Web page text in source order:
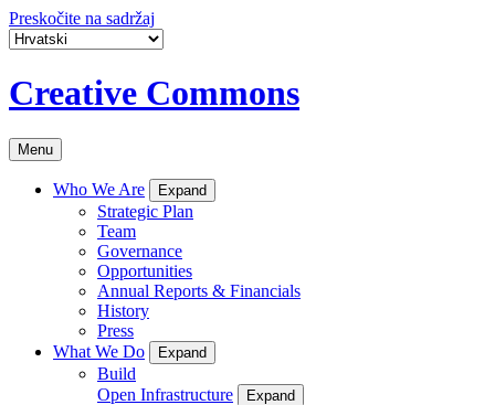
Preskočite na sadržaj
Creative Commons
Menu
Who We Are Expand
Strategic Plan
Team
Governance
Opportunities
Annual Reports & Financials
History
Press
What We Do
Expand
Build
Open Infrastructure
Expand